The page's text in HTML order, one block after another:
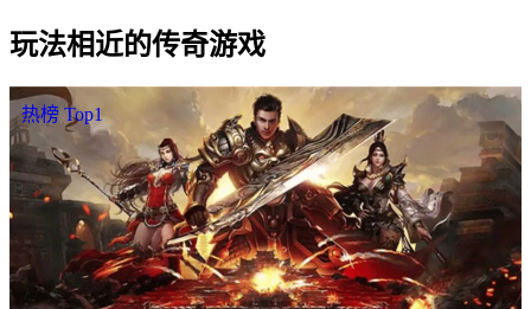
玩法相近的传奇游戏
热榜 Top1